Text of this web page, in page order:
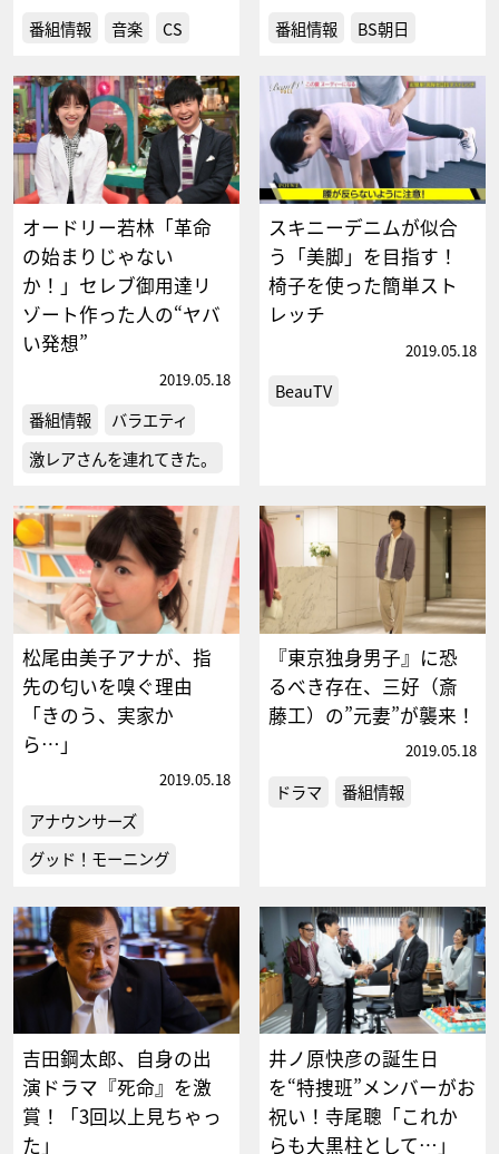
番組情報 音楽 CS 番組情報 BS朝日
オードリー若林「革命
の始まりじゃない
か！」セレブ御用達リ
ゾート作った人の“ヤバ
い発想”
2019.05.18
番組情報
バラエティ
激レアさんを連れてきた。
スキニーデニムが似合
う「美脚」を目指す！
椅子を使った簡単スト
レッチ
2019.05.18
BeauTV
松尾由美子アナが、指
先の匂いを嗅ぐ理由
「きのう、実家か
ら…」
2019.05.18
アナウンサーズ
グッド！モーニング
『東京独身男子』に恐
るべき存在、三好（斎
藤工）の”元妻”が襲来！
2019.05.18
ドラマ 番組情報
吉田鋼太郎、自身の出
演ドラマ『死命』を激
賞！「3回以上見ちゃっ
た」
井ノ原快彦の誕生日
を“特捜班”メンバーがお
祝い！寺尾聰「これか
らも大黒柱として…」